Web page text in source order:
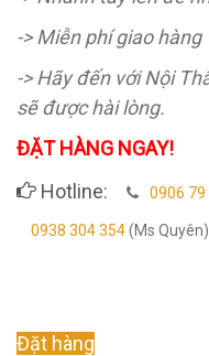
-> Miễn phí giao
-> Hãy đến với Nội
sẽ được hài lòng.
ĐẶT HÀNG NGAY!
Hotline:
0906 79
0938 304 354(Ms Quyên)
Original
Current
Đặt hàng